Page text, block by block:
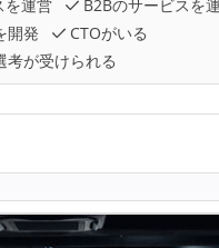
を運営
B2Bのサービスを
開発
CTOがいる
考が受けられる